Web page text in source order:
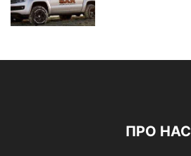
ПРО НАС